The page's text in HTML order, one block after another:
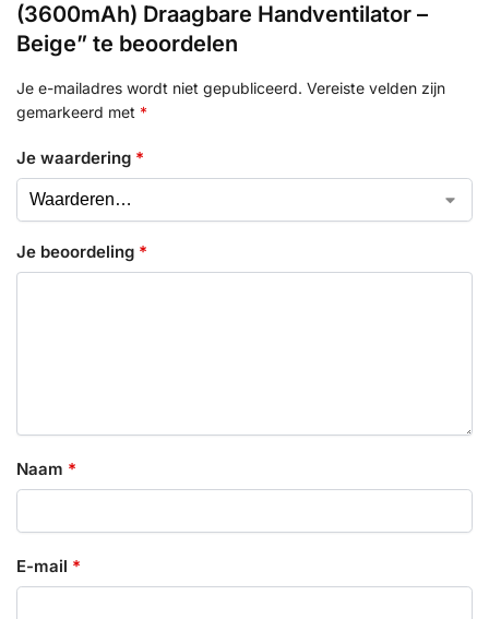
(3600mAh) Draagbare Handventilator –
Beige” te beoordelen
Je e-mailadres wordt niet gepubliceerd. Vereiste velden zijn
gemarkeerd met *
Je waardering *
Je beoordeling *
Naam *
E-mail *